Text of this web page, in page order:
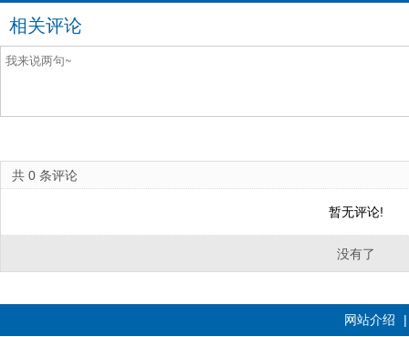
相关评论
共 0 条评论
暂无评论!
没有了
网站介绍